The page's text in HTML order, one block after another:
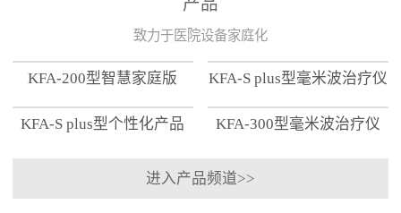
产品
致力于医院设备家庭化
KFA-200型智慧家庭版 KFA-S plus型毫米波治疗仪
KFA-S plus型个性化产品
KFA-300型毫米波治疗仪
进入产品频道>>